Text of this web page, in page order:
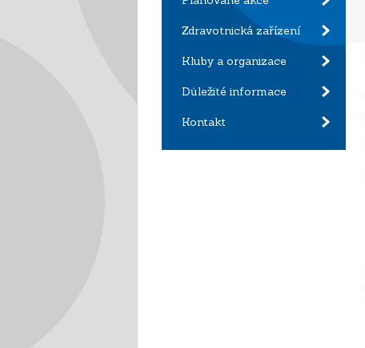
Zdravotnická zařízení
Kluby a organizace
Důležité informace
Kontakt